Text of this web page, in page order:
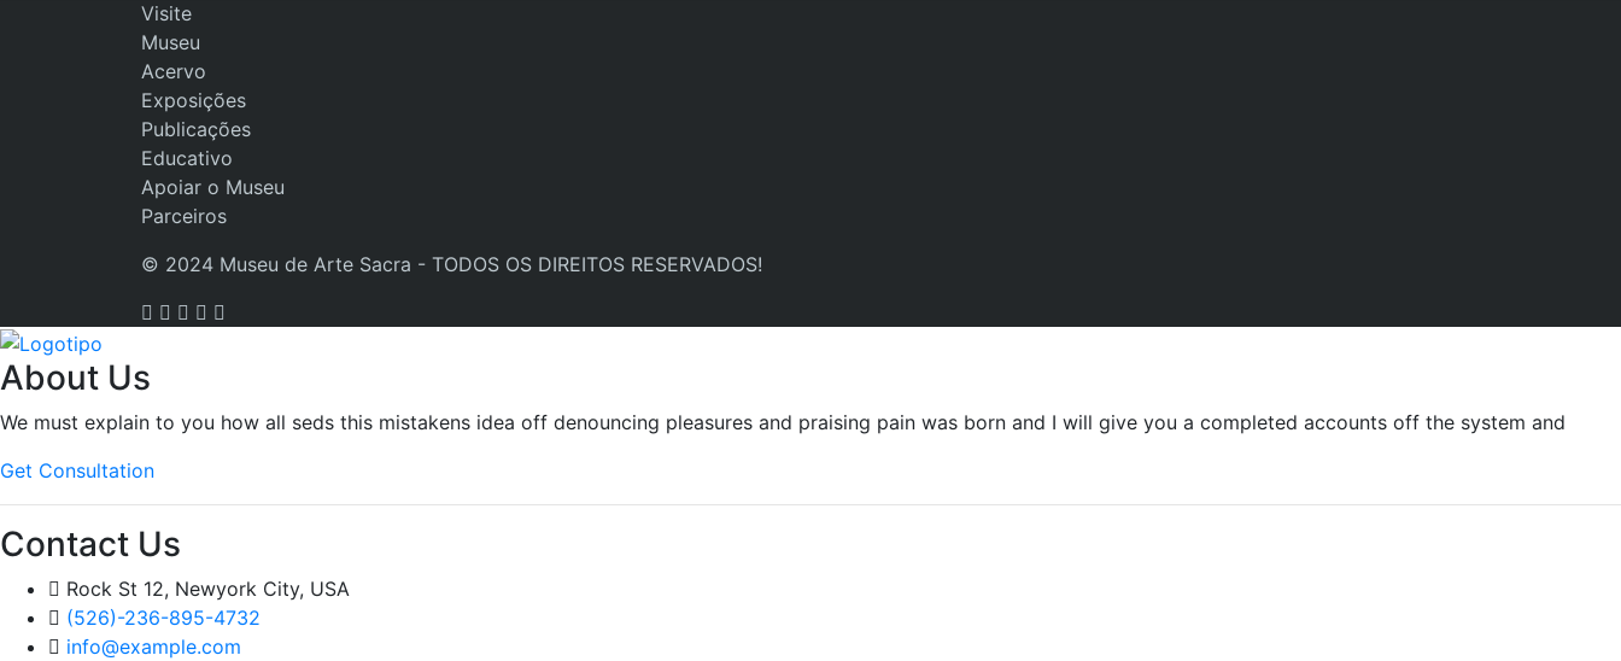
Visite
Museu
Acervo
Exposições
Publicações
Educativo
Apoiar o Museu
Parceiros
© 2024 Museu de Arte Sacra - TODOS OS DIREITOS RESERVADOS!
About Us
We must explain to you how all seds this mistakens idea off denouncing pleasures and praising pain was born and I will give you a completed accounts off the system and
Get Consultation
Contact Us
Rock St 12, Newyork City, USA
(526)-236-895-4732
info@example.com